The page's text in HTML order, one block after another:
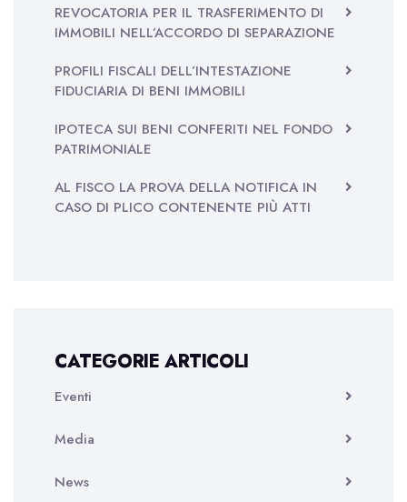
REVOCATORIA PER IL TRASFERIMENTO DI
IMMOBILI NELL’ACCORDO DI SEPARAZIONE
PROFILI FISCALI DELL’INTESTAZIONE
FIDUCIARIA DI BENI IMMOBILI
IPOTECA SUI BENI CONFERITI NEL FONDO
PATRIMONIALE
AL FISCO LA PROVA DELLA NOTIFICA IN
CASO DI PLICO CONTENENTE PIÙ ATTI
CATEGORIE ARTICOLI
Eventi
Media
News